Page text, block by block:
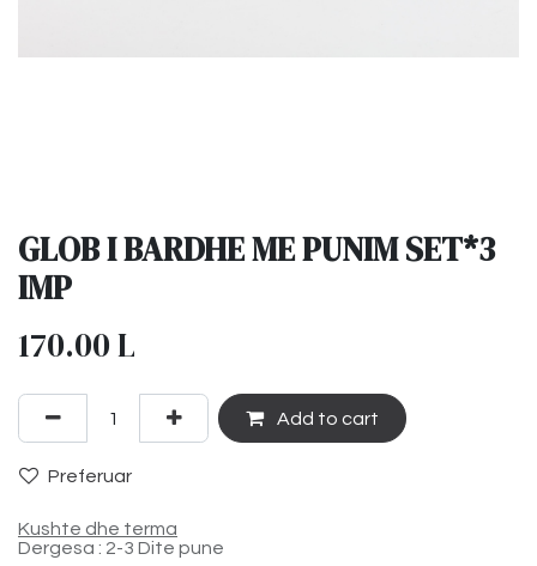
GLOB I BARDHE ME PUNIM SET*3
IMP
170.00L
Add to cart
Preferuar
Kushte dhe terma
Dergesa : 2-3 Dite pune